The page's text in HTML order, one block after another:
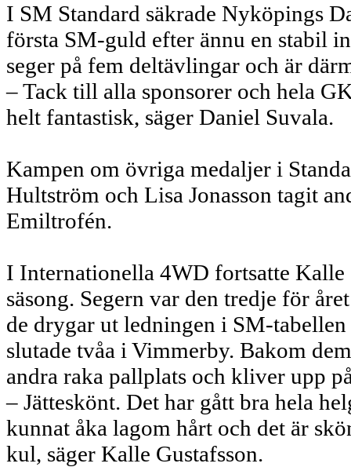
I SM Standard säkrade Nyköpings
första SM-guld efter ännu en stabil
seger på fem deltävlingar och är
– Tack till alla sponsorer och hela
helt fantastisk, säger Daniel Suvala.
Kampen om övriga medaljer i
Hultström och Lisa Jonasson tagit
Emiltrofén.
I Internationella 4WD fortsatte Kalle
säsong. Segern var den tredje för
de drygar ut ledningen i SM-
slutade tvåa i Vimmerby. Bakom
andra raka pallplats och kliver upp
– Jätteskönt. Det har gått bra hela
kunnat åka lagom hårt och det är
kul, säger Kalle Gustafsson.